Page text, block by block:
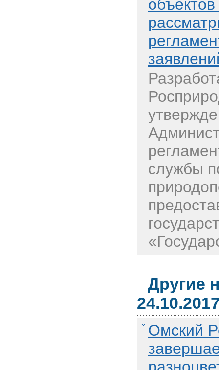
службы
Другие
Омский